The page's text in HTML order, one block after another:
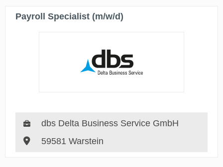
Payroll Specialist (m/w/d)
dbs Delta Business Service GmbH
59581 Warstein